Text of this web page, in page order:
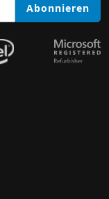
Abonnieren